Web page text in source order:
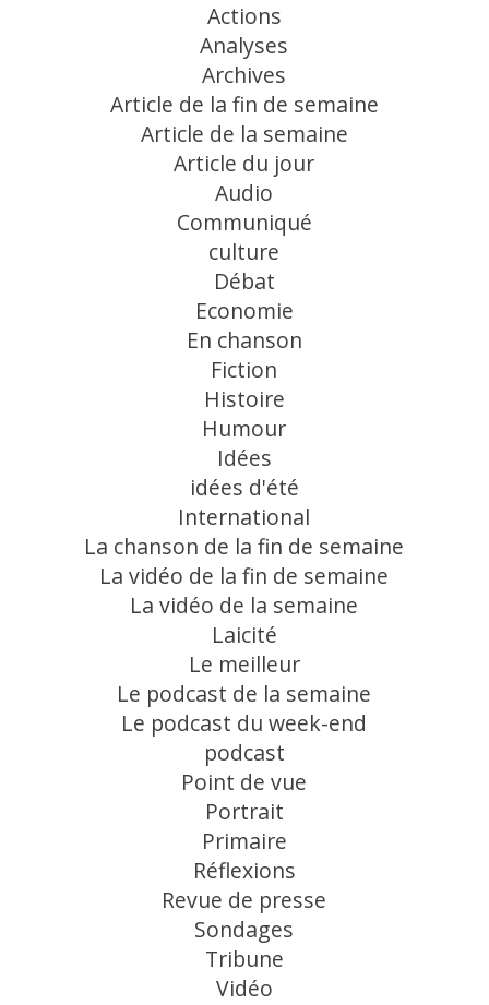
Actions
Analyses
Archives
Article de la fin de semaine
Article de la semaine
Article du jour
Audio
Communiqué
culture
Débat
Economie
En chanson
Fiction
Histoire
Humour
Idées
idées d'été
International
La chanson de la fin de semaine
La vidéo de la fin de semaine
La vidéo de la semaine
Laicité
Le meilleur
Le podcast de la semaine
Le podcast du week-end
podcast
Point de vue
Portrait
Primaire
Réflexions
Revue de presse
Sondages
Tribune
Vidéo